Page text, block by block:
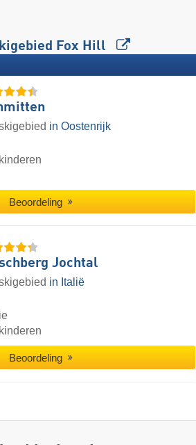
Fox Hill
in Oostenrijk
Beoordeling
Jochtal
in Italië
Beoordeling